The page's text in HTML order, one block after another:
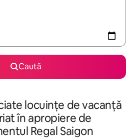
Caută
locuințe de vacanță
în apropiere de
Regal Saigon